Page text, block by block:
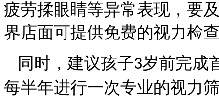
疲劳揉眼睛等异常表现，要
界店面可提供免费的视力检
同时，建议孩子3岁前完成
每半年进行一次专业的视力